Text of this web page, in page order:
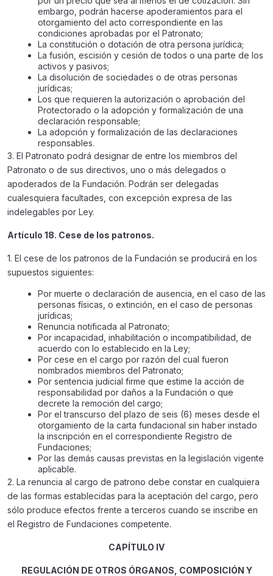
embargo, podrán hacerse apoderamientos para el
otorgamiento del acto correspondiente en las
condiciones aprobadas por el Patronato;
La constitución o dotación de otra persona jurídica;
La fusión, escisión y cesión de todos o una parte de los
activos y pasivos;
La disolución de sociedades o de otras personas
jurídicas;
Los que requieren la autorización o aprobación del
Protectorado o la adopción y formalización de una
declaración responsable;
La adopción y formalización de las declaraciones
responsables.
3. El Patronato podrá designar de entre los miembros del
Patronato o de sus directivos, uno o más delegados o
apoderados de la Fundación. Podrán ser delegadas
cualesquiera facultades, con excepción expresa de las
indelegables por Ley.
Artículo 18. Cese de los patronos.
1. El cese de los patronos de la Fundación se producirá en los
supuestos siguientes:
Por muerte o declaración de ausencia, en el caso de las
personas físicas, o extinción, en el caso de personas
jurídicas;
Renuncia notificada al Patronato;
Por incapacidad, inhabilitación o incompatibilidad, de
acuerdo con lo establecido en la Ley;
Por cese en el cargo por razón del cual fueron
nombrados miembros del Patronato;
Por sentencia judicial firme que estime la acción de
responsabilidad por daños a la Fundación o que
decrete la remoción del cargo;
Por el transcurso del plazo de seis (6) meses desde el
otorgamiento de la carta fundacional sin haber instado
la inscripción en el correspondiente Registro de
Fundaciones;
Por las demás causas previstas en la legislación vigente
aplicable.
2. La renuncia al cargo de patrono debe constar en cualquiera
de las formas establecidas para la aceptación del cargo, pero
sólo produce efectos frente a terceros cuando se inscribe en
el Registro de Fundaciones competente.
CAPÍTULO IV
REGULACIÓN DE OTROS ÓRGANOS, COMPOSICIÓN Y